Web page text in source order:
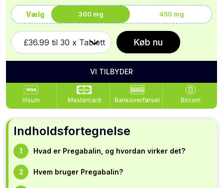
Vælg 300 mg 450 mg
Køb nu
VI TILBYDER
Visum Mastercard Bankoverførsel Bitcoin
Indholdsfortegnelse
Hvad er Pregabalin, og hvordan virker det?
Hvem bruger Pregabalin?